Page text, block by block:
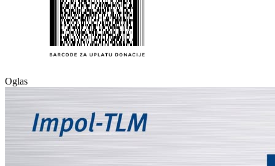
Oglas